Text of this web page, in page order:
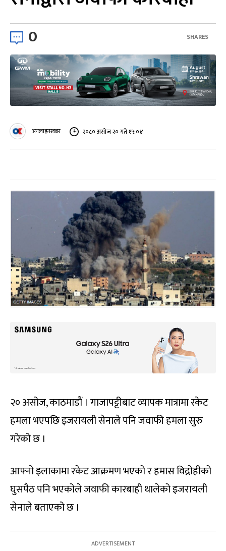
0 SHARES
अनलाइनखबर २०८० असोज २० गते १५:०४
२० असोज, काठमाडौं । गाजापट्टीबाट व्यापक मात्रामा रकेट
हमला भएपछि इजरायली सेनाले पनि जवाफी हमला सुरु
गरेको छ ।
आफ्नो इलाकामा रकेट आक्रमण भएको र हमास विद्रोहीको
घुसपैठ पनि भएकोले जवाफी कारबाही थालेको इजरायली
सेनाले बताएको छ ।